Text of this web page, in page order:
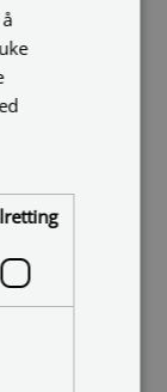
tidligere en
kan åpne
på
påvirke
kan skje,
vil det